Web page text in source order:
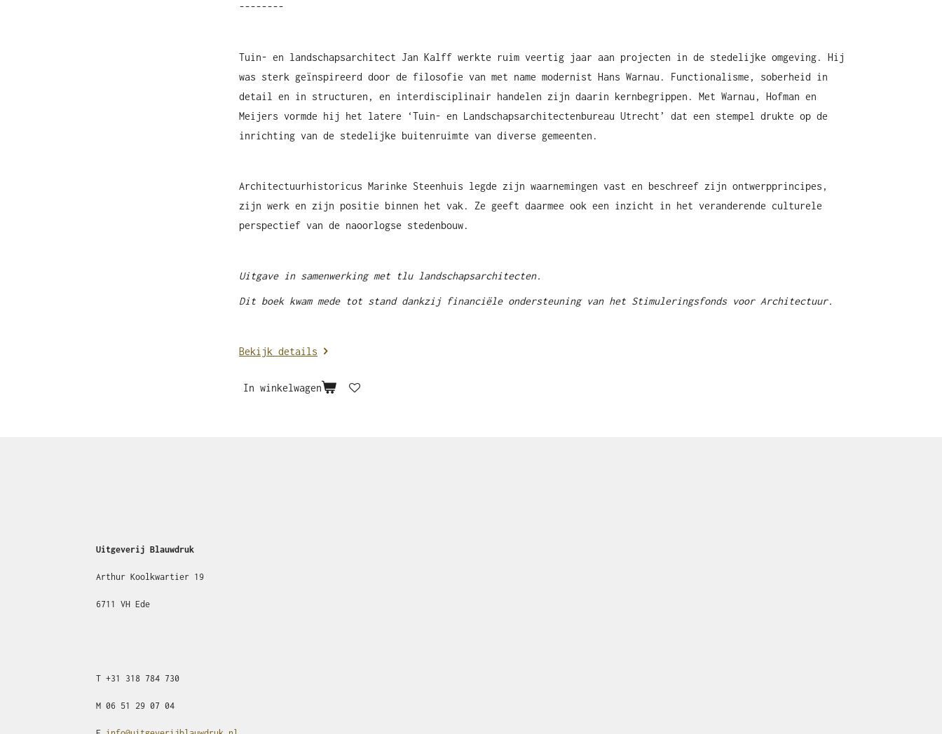
--------
Tuin- en landschapsarchitect Jan Kalff werkte ruim veertig jaar aan projecten in de stedelijke omgeving. Hij
was sterk geïnspireerd door de filosofie van met name modernist Hans Warnau. Functionalisme, soberheid in
detail en in structuren, en interdisciplinair handelen zijn daarin kernbegrippen. Met Warnau, Hofman en
Meijers vormde hij het latere ‘Tuin- en Landschapsarchitectenbureau Utrecht’ dat een stempel drukte op de
inrichting van de stedelijke buitenruimte van diverse gemeenten.
Architectuurhistoricus Marinke Steenhuis legde zijn waarnemingen vast en beschreef zijn ontwerpprincipes,
zijn werk en zijn positie binnen het vak. Ze geeft daarmee ook een inzicht in het veranderende culturele
perspectief van de naoorlogse stedenbouw.
Uitgave in samenwerking met tlu landschapsarchitecten.
Dit boek kwam mede tot stand dankzij financiële ondersteuning van het Stimuleringsfonds voor Architectuur.
Bekijk details
In winkelwagen
Uitgeverij Blauwdruk
Arthur Koolkwartier 19
6711 VH Ede
T +31 318 784 730
M 06 51 29 07 04